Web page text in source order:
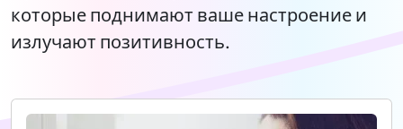
которые поднимают ваше настроение и
излучают позитивность.